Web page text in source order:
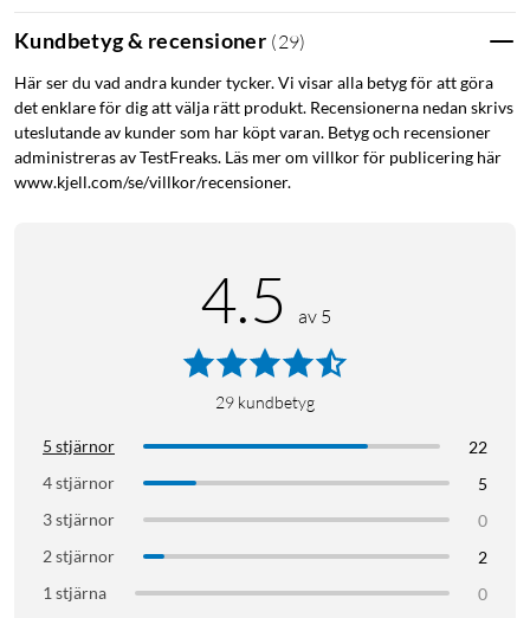
Kundbetyg & recensioner (29)
Här ser du vad andra kunder tycker. Vi visar alla betyg för att göra
det enklare för dig att välja rätt produkt. Recensionerna nedan skrivs
uteslutande av kunder som har köpt varan. Betyg och recensioner
administreras av TestFreaks. Läs mer om villkor för publicering här
www.kjell.com/se/villkor/recensioner.
4.5 av 5
29 kundbetyg
5 stjärnor
22
4 stjärnor
5
3 stjärnor
0
2 stjärnor
2
1 stjärna
0